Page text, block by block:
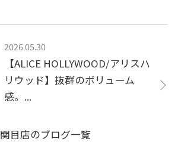
2026.05.30
【ALICE HOLLYWOOD/アリスハ
リウッド】抜群のボリューム
感。...
関目店のブログ一覧